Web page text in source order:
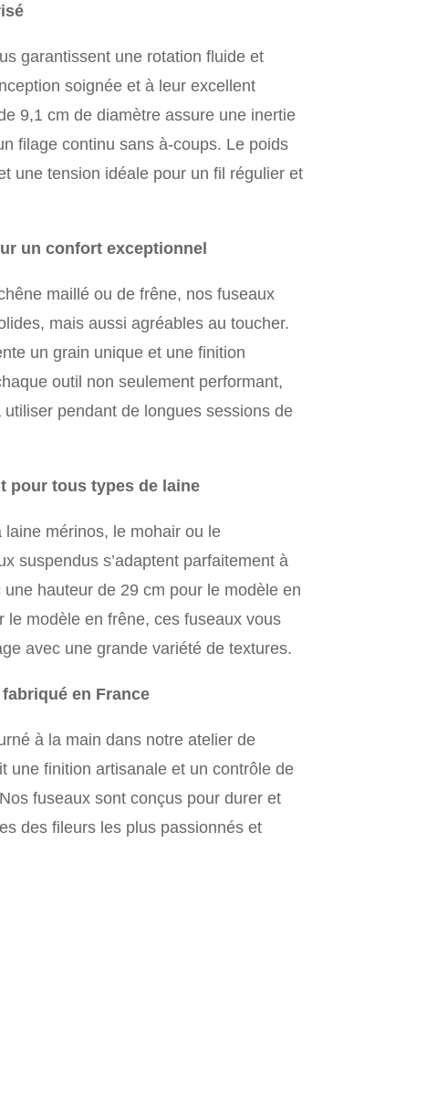
garantissent une rotation fluide et
soignée et à leur excellent
9,1 cm de diamètre assure une inertie
filage continu sans à-coups. Le poids
une tension idéale pour un fil régulier et
un confort exceptionnel
maillé ou de frêne, nos fuseaux
mais aussi agréables au toucher.
un grain unique et une finition
outil non seulement performant,
pendant de longues sessions de
pour tous types de laine
mérinos, le mohair ou le
suspendus s’adaptent parfaitement à
hauteur de 29 cm pour le modèle en
le modèle en frêne, ces fuseaux vous
avec une grande variété de textures.
en France
à la main dans notre atelier de
une finition artisanale et un contrôle de
fuseaux sont conçus pour durer et
des fileurs les plus passionnés et